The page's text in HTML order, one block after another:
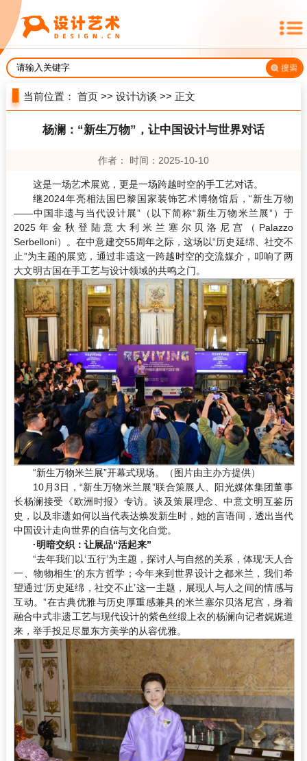
当前位置：首页 >>设计访谈 >> 正文
杨澜：“新生万物”，让中国设计与世界对话
作者： 时间：2025-10-10
这是一场艺术展览，更是一场跨越时空的手工艺对话。
继2024年亮相法国巴黎国家装饰艺术博物馆后，“新生万物
——中国非遗与当代设计展”（以下简称“新生万物米兰展”）于
2025年金秋登陆意大利米兰塞尔贝洛尼宫（Palazzo
Serbelloni）。在中意建交55周年之际，这场以“历史延绵、社交不
止”为主题的展览，通过非遗这一跨越时空的交流媒介，叩响了两
大文明古国在手工艺与设计领域的共鸣之门。
“新生万物米兰展”开幕式现场。（图片由主办方提供）
10月3日，“新生万物米兰展”联合策展人、阳光媒体集团董事
长杨澜接受《欧洲时报》专访。谈及策展理念、中意文明互鉴历
史，以及非遗如何以当代表达焕发新生时，她的言语间，透出当代
中国设计走向世界的自信与文化自觉。
·明暗交织：让展品“活起来”
“去年我们以‘五行’为主题，探讨人与自然的关系，体现‘天人合
一、物物相生’的东方哲学；今年来到世界设计之都米兰，我们希
望通过‘历史延绵，社交不止’这一主题，展现人与人之间的情感与
互动。”在古典优雅与历史厚重感兼具的米兰塞尔贝洛尼宫，身着
融合中式非遗工艺与现代设计的紫色丝缎上衣的杨澜向记者娓娓道
来，举手投足尽显东方美学的从容优雅。